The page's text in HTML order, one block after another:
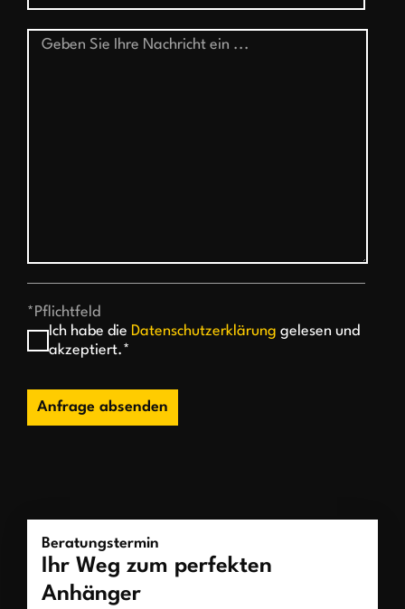
*Pflichtfeld
Ich habe die Datenschutzerklärung gelesen und
akzeptiert.*
Anfrage absenden
Beratungstermin
Ihr Weg zum perfekten
Anhänger